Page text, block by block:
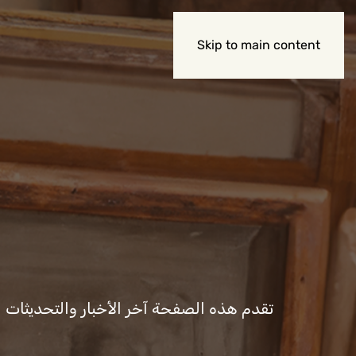
Skip to main content
تقدم هذه الصفحة آخر الأخبار والتحديثات